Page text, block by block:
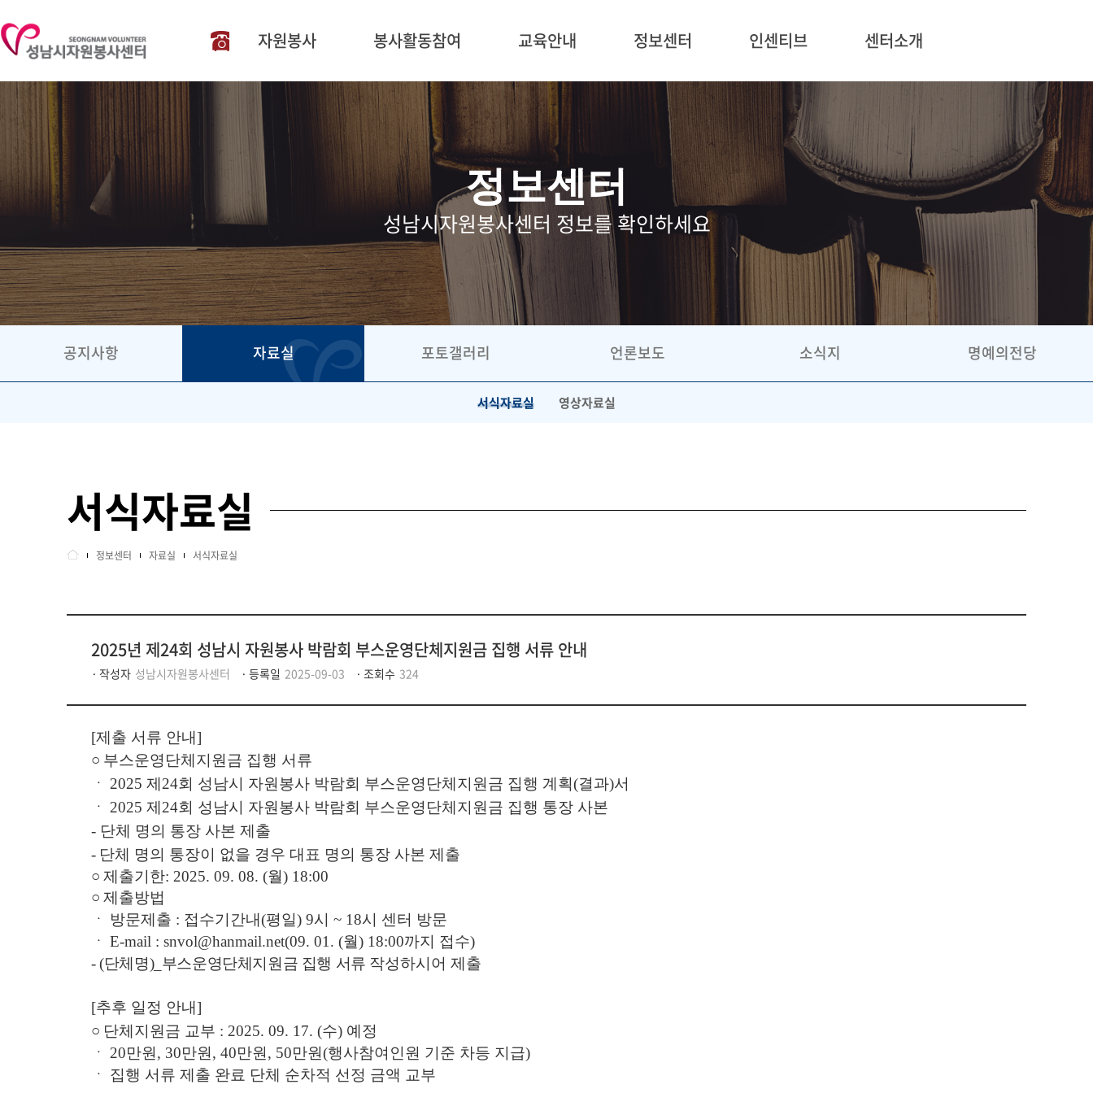
자원봉사 봉사활동참여 교육안내 정보센터 인센티브 센터소개
031-606-1365
정보센터
성남시자원봉사센터 정보를 확인하세요
공지사항
공지사항 채용정보
자료실
서식자료실 영상자료실
포토갤러리 언론보도 소식지 명예의전당
서식자료실
정보센터 자료실 서식자료실
2025년 제24회 성남시 자원봉사 박람회 부스운영단체지원금 집행 서류 안내
작성자 성남시자원봉사센터 등록일 2025-09-03 조회수 324
[제출 서류 안내]
○ 부스운영단체지원금 집행 서류
ㆍ 2025제 24회 성남시 자원봉사 박람회 부스운영단체지원금 집행 계획(결과)서
ㆍ 2025제 24회 성남시 자원봉사 박람회 부스운영단체지원금 집행 통장 사본
- 단체 명의 통장 사본 제출
- 단체 명의 통장이 없을 경우 대표 명의 통장 사본 제출
○제출기한: 2025. 09. 08. (월) 18:00
○제출방법
ㆍ 방문제출 : 접수기간내(평일) 9시~ 18시 센터 방문
ㆍE-mail : snvol@hanmail.net(09. 01. (월) 18:00까지 접수)
- (단체명)_부스운영단체지원금 집행 서류 작성하시어 제출
[추후 일정 안내]
○ 단체지원금 교부 : 2025. 09. 17. (수) 예정
ㆍ 20만원 , 30만원 , 40만원 , 50만원(행사참여인원 기준 차등 지급)
ㆍ 집행 서류 제출 완료 단체 순차적 선정 금액 교부